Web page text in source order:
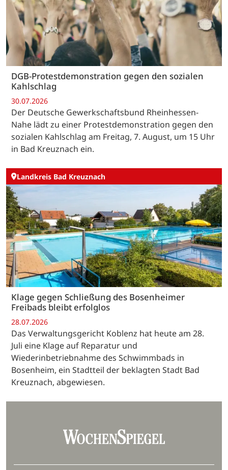
DGB-Protestdemonstration gegen den sozialen
Kahlschlag
30.07.2026
Der Deutsche Gewerkschaftsbund Rheinhessen-
Nahe lädt zu einer Protestdemonstration gegen den
sozialen Kahlschlag am Freitag, 7. August, um 15 Uhr
in Bad Kreuznach ein.
Landkreis Bad Kreuznach
Klage gegen Schließung des Bosenheimer
Freibads bleibt erfolglos
28.07.2026
Das Verwaltungsgericht Koblenz hat heute am 28.
Juli eine Klage auf Reparatur und
Wiederinbetriebnahme des Schwimmbads in
Bosenheim, ein Stadtteil der beklagten Stadt Bad
Kreuznach, abgewiesen.